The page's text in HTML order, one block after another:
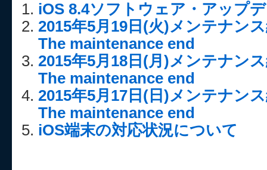
iOS 8.4ソフトウェア・アップ
2015年5月19日(火)メンテナン
The maintenance end
2015年5月18日(月)メンテナン
The maintenance end
2015年5月17日(日)メンテナン
The maintenance end
iOS端末の対応状況について